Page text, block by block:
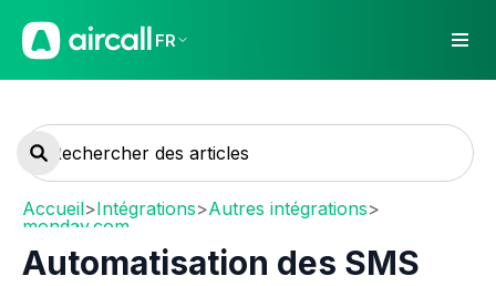
FR
Accueil>Intégrations>Autres intégrations>
monday.com
Automatisation des SMS